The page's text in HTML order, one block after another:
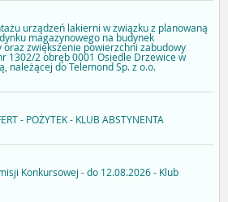
urządzeń lakierni w związku z planowaną
magazynowego na budynek
zwiększenie powierzchni zabudowy
1302/2 obręb 0001 Osiedle Drzewice w
należącej do Telemond Sp. z o.o.
- POŻYTEK - KLUB ABSTYNENTA
Konkursowej - do 12.08.2026 - Klub